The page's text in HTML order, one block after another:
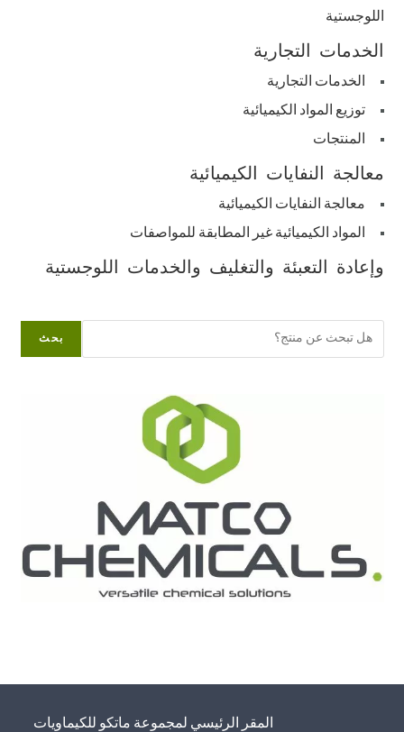
اللوجستية
الخدمات التجارية
الخدمات التجارية
توزيع المواد الكيميائية
المنتجات
معالجة النفايات الكيميائية
معالجة النفايات الكيميائية
المواد الكيميائية غير المطابقة للمواصفات
وإعادة التعبئة والتغليف والخدمات اللوجستية
بحث
المقر الرئيسي لمجموعة ماتكو للكيماويات